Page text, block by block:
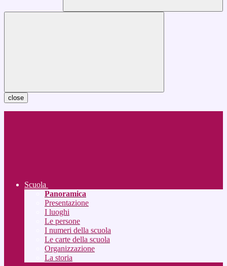
close
Scuola
Panoramica
Presentazione
I luoghi
Le persone
I numeri della scuola
Le carte della scuola
Organizzazione
La storia